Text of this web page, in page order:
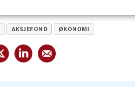
AKSJEFOND ØKONOMI